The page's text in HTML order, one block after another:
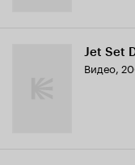
Jet Set
Видео,